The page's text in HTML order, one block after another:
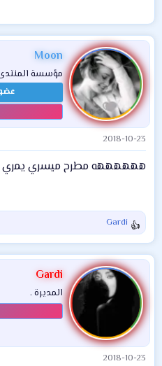
Moon
مؤسسة المنتدى
2018-10-23
ههههههه مطرح ميسري يمري
ا
ل
ت
ف
ا
ع
ل
ا
ت
:
Gardi
Gardi
المديرة .
2018-10-23